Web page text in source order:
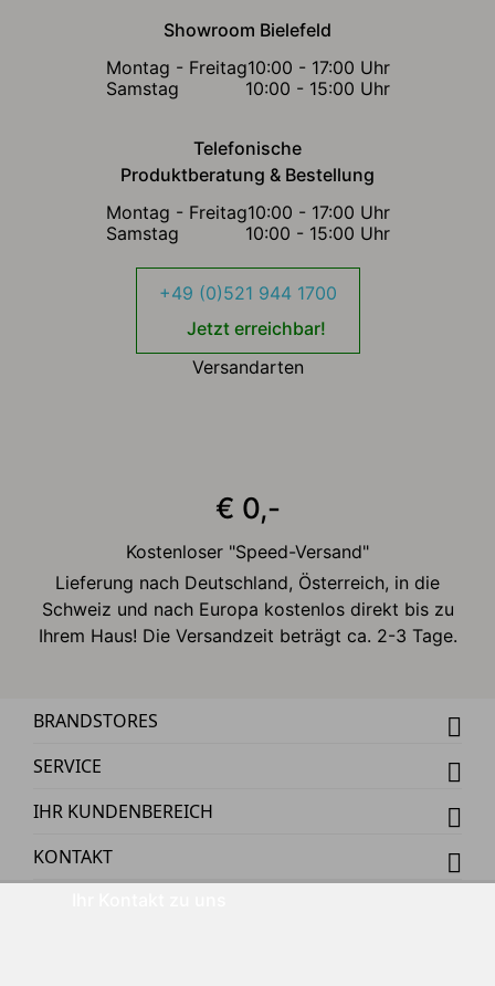
Showroom Bielefeld
Montag - Freitag10:00 - 17:00 Uhr
Samstag
10:00 - 15:00 Uhr
Telefonische
Produktberatung & Bestellung
Montag - Freitag10:00 - 17:00 Uhr
Samstag
10:00 - 15:00 Uhr
+49 (0)521 944 1700
Jetzt erreichbar!
Versandarten
€ 0,-
Kostenloser "Speed-Versand"
Lieferung nach Deutschland, Österreich, in die
Schweiz und nach Europa kostenlos direkt bis zu
Ihrem Haus! Die Versandzeit beträgt ca. 2-3 Tage.
BRANDSTORES
SERVICE
IHR KUNDENBEREICH
KONTAKT